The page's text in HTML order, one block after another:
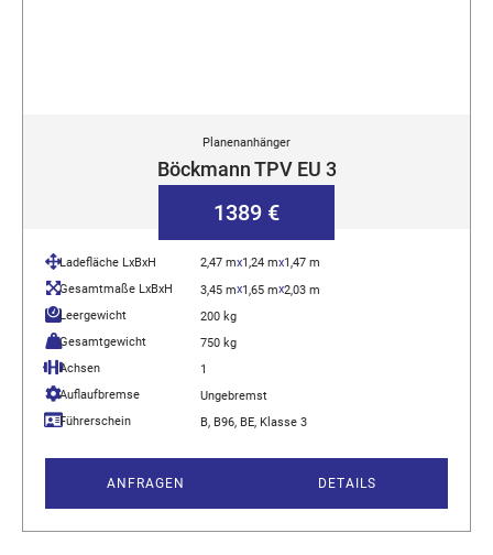
Planenanhänger
Böckmann TPV EU 3
1389 €
Ladefläche LxBxH 2,47 mx1,24 mx1,47 m
Gesamtmaße LxBxH
3,45 mx1,65 mx2,03 m
Leergewicht
200 kg
Gesamtgewicht
750 kg
Achsen
1
Auflaufbremse
Ungebremst
Führerschein
B, B96, BE, Klasse 3
ANFRAGEN DETAILS